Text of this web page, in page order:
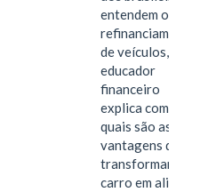
entendem o
refinanciamento
de veículos,
educador
financeiro
explica como e
quais são as
vantagens de
transformar o
carro em aliado